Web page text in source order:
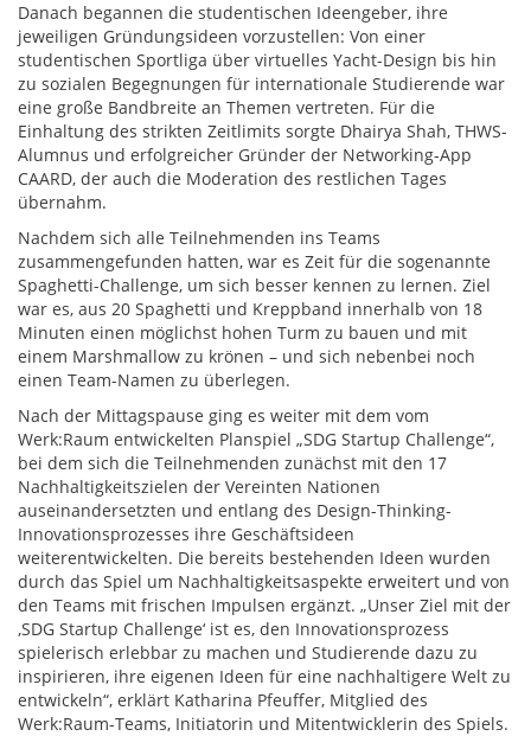
Danach begannen die studentischen Ideengeber, ihre
jeweiligen Gründungsideen vorzustellen: Von einer
studentischen Sportliga über virtuelles Yacht-Design bis hin
zu sozialen Begegnungen für internationale Studierende war
eine große Bandbreite an Themen vertreten. Für die
Einhaltung des strikten Zeitlimits sorgte Dhairya Shah, THWS-
Alumnus und erfolgreicher Gründer der Networking-App
CAARD, der auch die Moderation des restlichen Tages
übernahm.
Nachdem sich alle Teilnehmenden ins Teams
zusammengefunden hatten, war es Zeit für die sogenannte
Spaghetti-Challenge, um sich besser kennen zu lernen. Ziel
war es, aus 20 Spaghetti und Kreppband innerhalb von 18
Minuten einen möglichst hohen Turm zu bauen und mit
einem Marshmallow zu krönen – und sich nebenbei noch
einen Team-Namen zu überlegen.
Nach der Mittagspause ging es weiter mit dem vom
Werk:Raum entwickelten Planspiel „SDG Startup Challenge“,
bei dem sich die Teilnehmenden zunächst mit den 17
Nachhaltigkeitszielen der Vereinten Nationen
auseinandersetzten und entlang des Design-Thinking-
Innovationsprozesses ihre Geschäftsideen
weiterentwickelten. Die bereits bestehenden Ideen wurden
durch das Spiel um Nachhaltigkeitsaspekte erweitert und von
den Teams mit frischen Impulsen ergänzt. „Unser Ziel mit der
,SDG Startup Challenge‘ ist es, den Innovationsprozess
spielerisch erlebbar zu machen und Studierende dazu zu
inspirieren, ihre eigenen Ideen für eine nachhaltigere Welt zu
entwickeln“, erklärt Katharina Pfeuffer, Mitglied des
Werk:Raum-Teams, Initiatorin und Mitentwicklerin des Spiels.